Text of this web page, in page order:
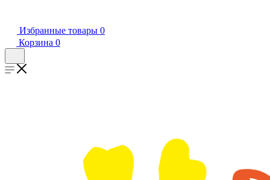
Избранные товары 0
Корзина 0